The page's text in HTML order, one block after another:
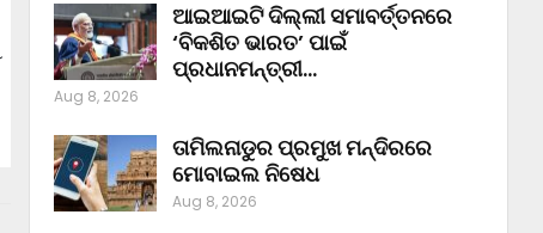
ଆଇଆଇଟି ଦିଲ୍ଲୀ ସମାବର୍ତ୍ତନରେ
‘ବିକଶିତ ଭାରତ’ ପାଇଁ
ପ୍ରଧାନମନ୍ତ୍ରୀ…
Aug 8, 2026
ତାମିଲନାଡୁର ପ୍ରମୁଖ ମନ୍ଦିରରେ
ମୋବାଇଲ ନିଷେଧ
Aug 8, 2026